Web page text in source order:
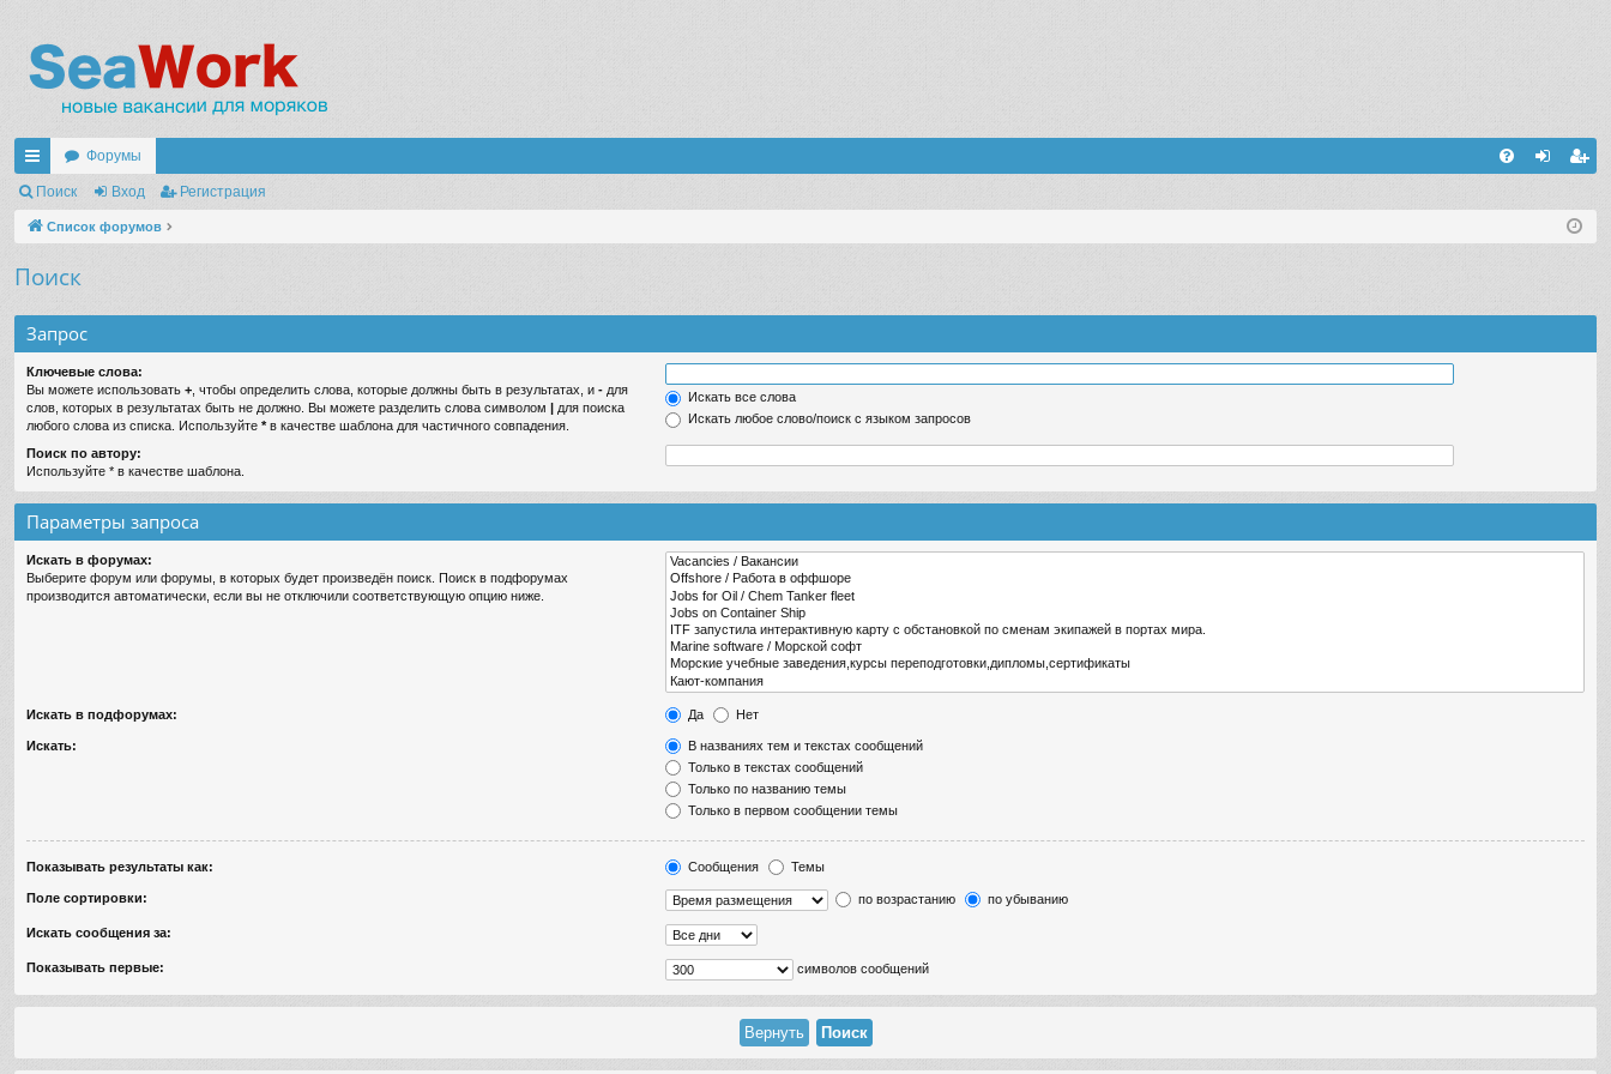
с
ы
Форумы
ис
Поиск Вход Регистрация
Список форумов
Поиск
Запрос
Ключевые слова:
Вы можете использовать + , чтобы определить слова, которые должны быть в результатах, и - для
слов, которых в результатах быть не должно. Вы можете разделить слова символом | для поиска
любого слова из списка. Используйте *в качестве шаблона для частичного совпадения.
Искать все слова
Искать любое слово/поиск с языком запросов
Поиск по автору:
Используйте * в качестве шаблона.
Параметры запроса
Искать в форумах:
Выберите форум или форумы, в которых будет произведён поиск. Поиск в подфорумах
производится автоматически, если вы не отключили соответствующую опцию ниже.
Искать в подфорумах: Да Нет
Искать:
В названиях тем и текстах сообщений
Только в текстах сообщений
Только по названию темы
Только в первом сообщении темы
Показывать результаты как: Сообщения Темы
Поле сортировки: по возрастанию по убыванию
Искать сообщения за:
Показывать первые: символов сообщений